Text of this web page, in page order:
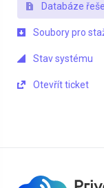
Databáze
Soubory pro
Stav systému
Otevřít ticket